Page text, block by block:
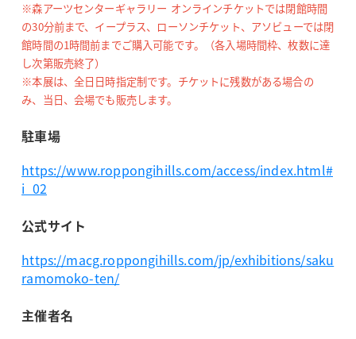
※森アーツセンターギャラリー オンラインチケットでは閉館時間
の30分前まで、イープラス、ローソンチケット、アソビューでは閉
館時間の1時間前までご購入可能です。（各入場時間枠、枚数に達
し次第販売終了）
※本展は、全日日時指定制です。チケットに残数がある場合の
み、当日、会場でも販売します。
駐車場
https://www.roppongihills.com/access/index.html#
i_02
公式サイト
https://macg.roppongihills.com/jp/exhibitions/saku
ramomoko-ten/
主催者名